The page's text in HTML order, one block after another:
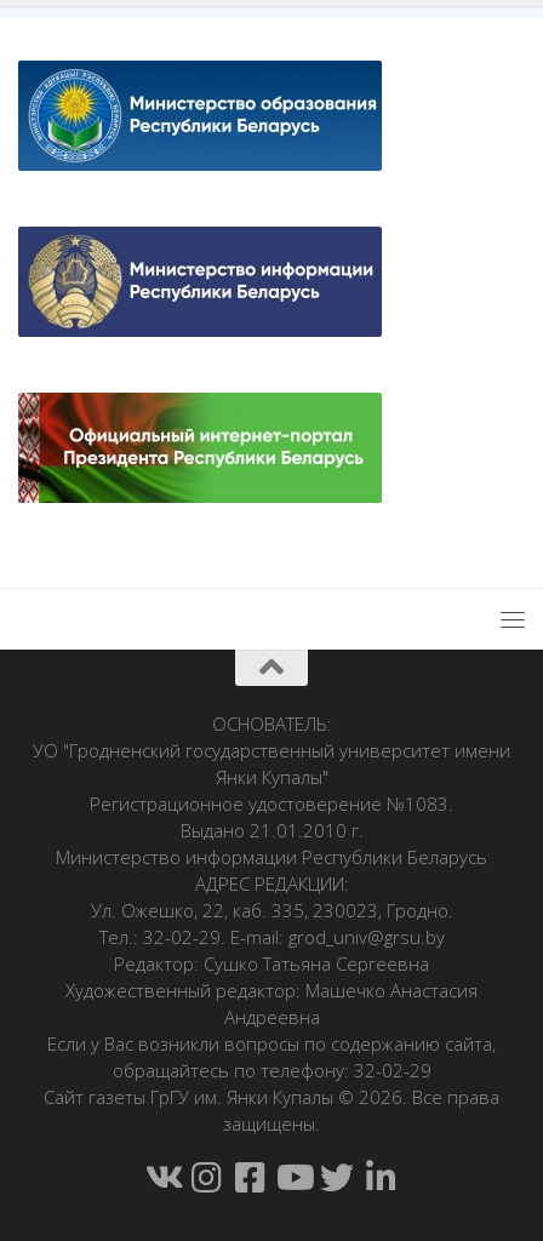
ОСНОВАТЕЛЬ:
УО "Гродненский государственный университет имени
Янки Купалы"
Регистрационное удостоверение №1083.
Выдано 21.01.2010 г.
Министерство информации Республики Беларусь
АДРЕС РЕДАКЦИИ:
Ул. Ожешко, 22, каб. 335, 230023, Гродно.
Тел.: 32-02-29. E-mail: grod_univ@grsu.by
Редактор: Сушко Татьяна Сергеевна
Художественный редактор: Машечко Анастасия
Андреевна
Если у Вас возникли вопросы по содержанию сайта,
обращайтесь по телефону: 32-02-29
Сайт газеты ГрГУ им. Янки Купалы © 2026. Все права
защищены.